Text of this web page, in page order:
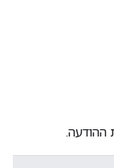
ההודעה.